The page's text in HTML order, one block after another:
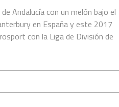
Andalucía con un melón bajo el
en España y este 2017
con la Liga de División de